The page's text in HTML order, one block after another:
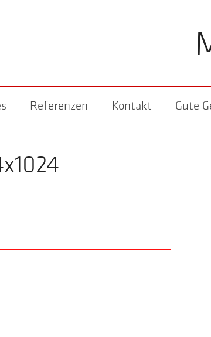
Referenzen Kontakt Gute